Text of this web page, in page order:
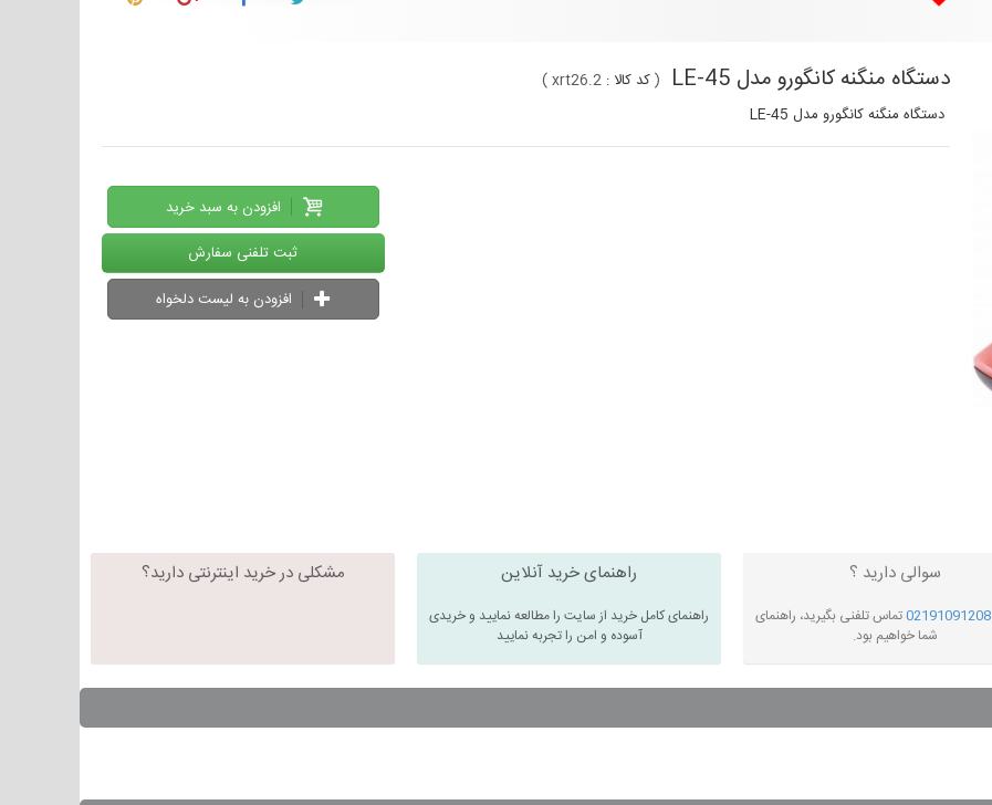
دستگاه منگنه کانگورو مدل LE-45 (کد کالا : xrt26.2
)
دستگاه منگنه کانگورو مدل LE-45
افزودن به سبد خرید
ثبت تلفنی سفارش
افزودن به لیست دلخواه
سوالی دارید ؟
02191091208تماس تلفنی بگیرید، راهنمای
شما خواهیم بود.
راهنمای خرید آنلاین
راهنمای کامل خرید از سایت را مطالعه نمایید و خریدی
آسوده و امن را تجربه نمایید
مشکلی در خرید اینترنتی دارید؟